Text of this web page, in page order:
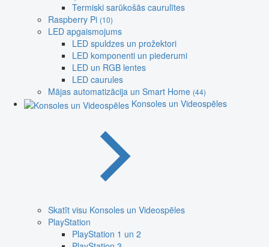
Termiski sarūkošās caurulītes
Raspberry Pi (10)
LED apgaismojums
LED spuldzes un prožektori
LED komponenti un piederumi
LED un RGB lentes
LED caurules
Mājas automatizācija un Smart Home (44)
Konsoles un Videospēles
Skatīt visu Konsoles un Videospēles
PlayStation
PlayStation 1 un 2